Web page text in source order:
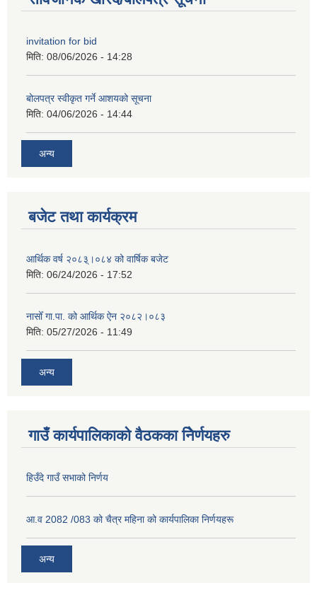
invitation for bid
मिति: 08/06/2026 - 14:28
बोलपत्र स्वीकृत गर्ने आशयको सूचना
मिति: 04/06/2026 - 14:44
अन्य
बजेट तथा कार्यक्रम
आर्थिक वर्ष २०८३्।०८४ को वार्षिक बजेट
मिति: 06/24/2026 - 17:52
नासोँ गा.पा. को आर्थिक ऐन २०८२।०८३
मिति: 05/27/2026 - 11:49
अन्य
गाउँ कार्यपालिकाको वैठकका निेर्णयहरु
हिउँदे गाउँ सभाको निर्णय
आ.व 2082 /083 को चैत्र महिना को कार्यपालिका निर्णयहरू
अन्य